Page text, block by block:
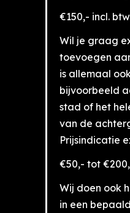
€150,- incl. btw
Wil je graag
toevoegen
is allemaal
bijvoorbeeld
stad of het
van de
Prijsindicatie
€50,- tot
Wij doen ook
in een